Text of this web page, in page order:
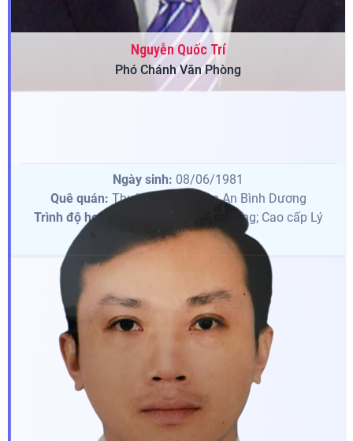
Nguyễn Quốc Trí
Phó Chánh Văn Phòng
Ngày sinh: 08/06/1981
Quê quán: Thuận Giao, Thuận An Bình Dương
Trình độ học vấn:
Ths Hành Chính công; Cao cấp Lý
luận Chính trị